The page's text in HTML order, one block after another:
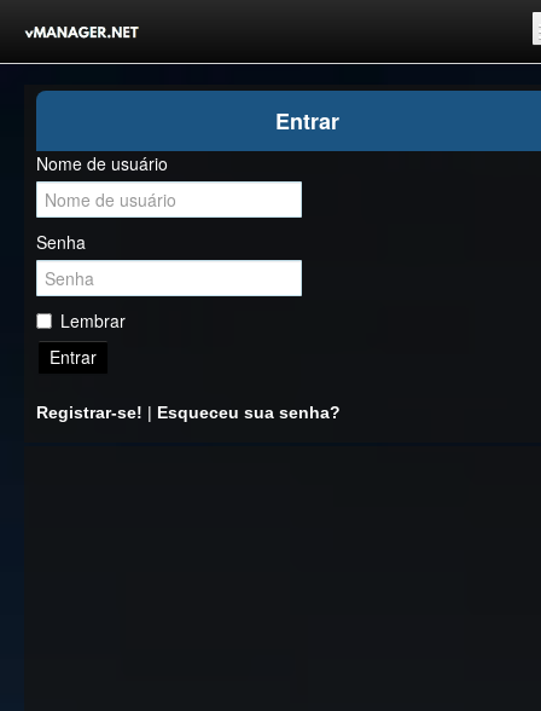
Competições
Comunidade
Notícias
Clubes Livres
Entrar
Nome de usuário
Senha
Lembrar
Entrar
Registrar-se! | Esqueceu sua senha?